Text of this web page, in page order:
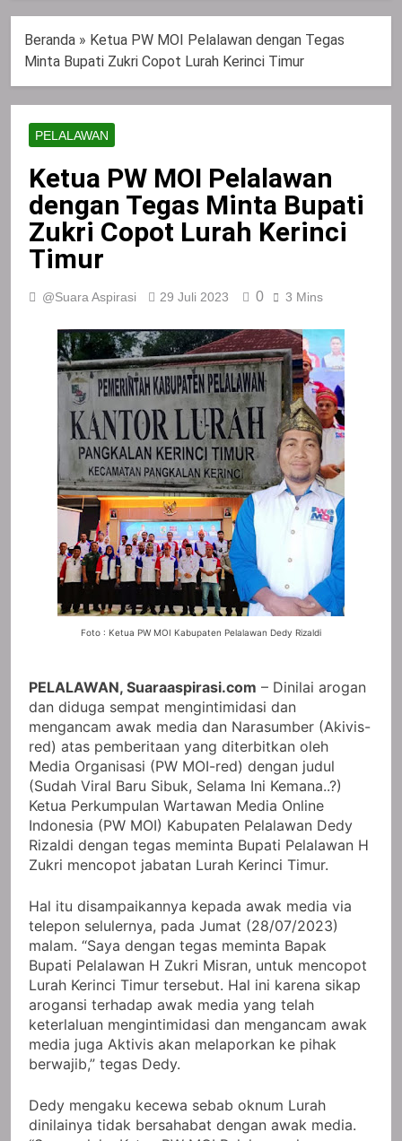
Beranda » Ketua PW MOI Pelalawan dengan Tegas
Minta Bupati Zukri Copot Lurah Kerinci Timur
PELALAWAN
Ketua PW MOI Pelalawan
dengan Tegas Minta Bupati
Zukri Copot Lurah Kerinci
Timur
@Suara Aspirasi 29 Juli 2023 0 3 Mins
Foto : Ketua PW MOI Kabupaten Pelalawan Dedy Rizaldi
PELALAWAN, Suaraaspirasi.com – Dinilai arogan
dan diduga sempat mengintimidasi dan
mengancam awak media dan Narasumber (Akivis-
red) atas pemberitaan yang diterbitkan oleh
Media Organisasi (PW MOI-red) dengan judul
(Sudah Viral Baru Sibuk, Selama Ini Kemana..?)
Ketua Perkumpulan Wartawan Media Online
Indonesia (PW MOI) Kabupaten Pelalawan Dedy
Rizaldi dengan tegas meminta Bupati Pelalawan H
Zukri mencopot jabatan Lurah Kerinci Timur.
Hal itu disampaikannya kepada awak media via
telepon selulernya, pada Jumat (28/07/2023)
malam. “Saya dengan tegas meminta Bapak
Bupati Pelalawan H Zukri Misran, untuk mencopot
Lurah Kerinci Timur tersebut. Hal ini karena sikap
arogansi terhadap awak media yang telah
keterlaluan mengintimidasi dan mengancam awak
media juga Aktivis akan melaporkan ke pihak
berwajib,” tegas Dedy.
Dedy mengaku kecewa sebab oknum Lurah
dinilainya tidak bersahabat dengan awak media.